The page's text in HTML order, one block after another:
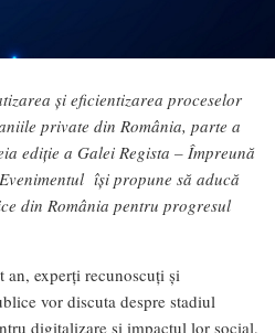
şi eficientizarea proceselor
private din România, parte a
ediție a Galei Regista – Împreună
își propune să aducă
din România pentru progresul
an, experți recunoscuți și
vor discuta despre stadiul
digitalizare și impactul lor social,